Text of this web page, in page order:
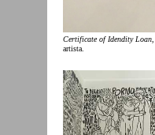
Certificate of Idendity Loan
artista.